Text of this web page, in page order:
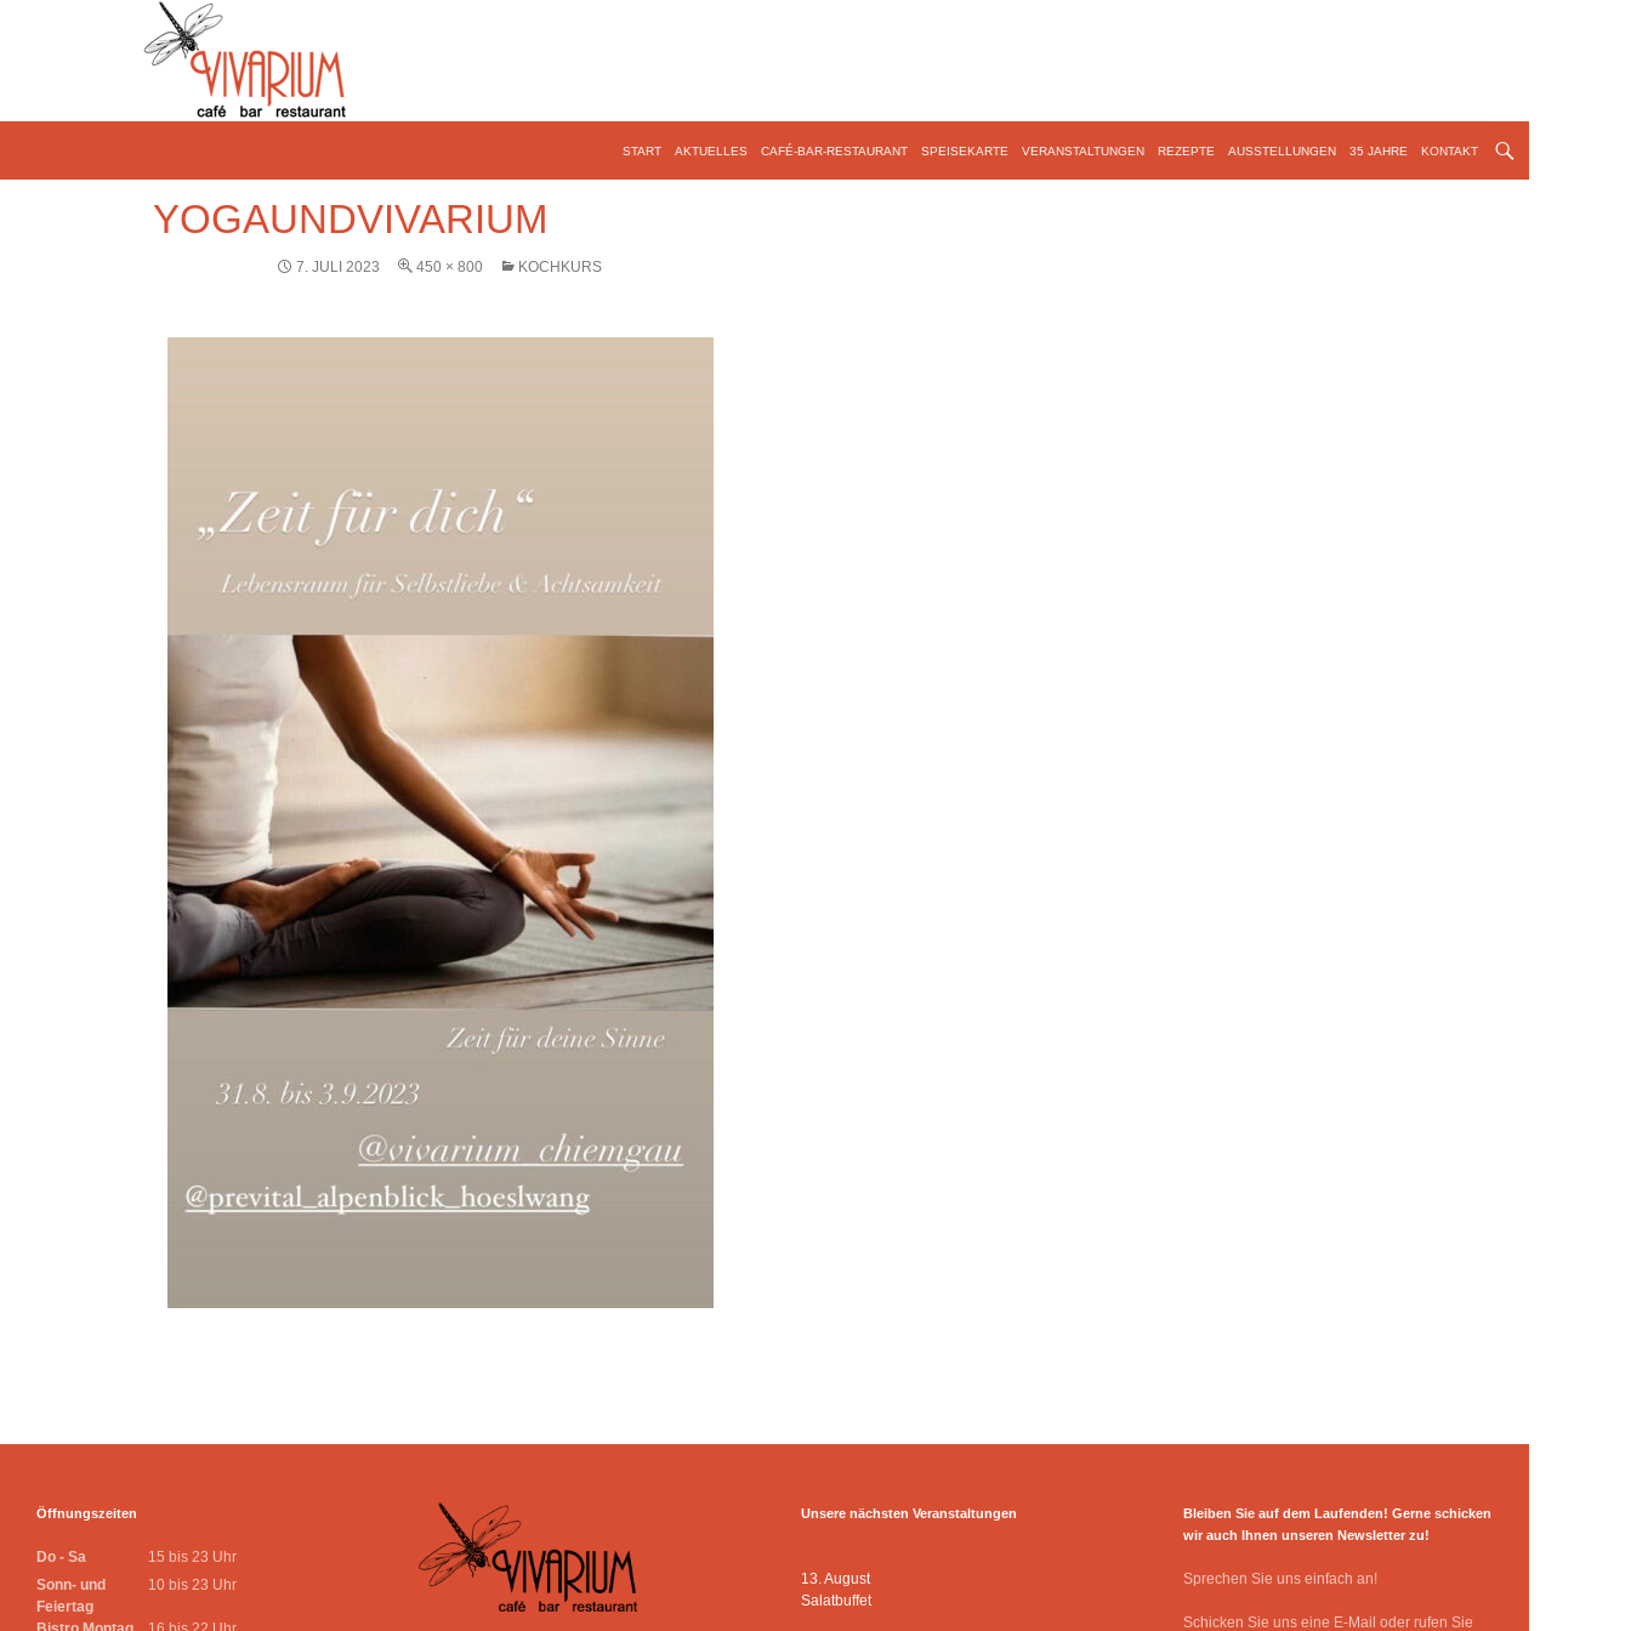
START AKTUELLES CAFÉ-BAR-RESTAURANT SPEISEKARTE VERANSTALTUNGEN REZEPTE AUSSTELLUNGEN 35 JAHRE KONTAKT
YOGAUNDVIVARIUM
7. JULI 2023 450 × 800 KOCHKURS
Öffnungszeiten
Do - Sa
15 bis 23 Uhr
Sonn- und
Feiertag
10 bis 23 Uhr
Unsere nächsten Veranstaltungen
13. August
Salatbuffet
Bleiben Sie auf dem Laufenden! Gerne schicken
wir auch Ihnen unseren Newsletter zu!
Sprechen Sie uns einfach an!
Schicken Sie uns eine E-Mail oder rufen Sie